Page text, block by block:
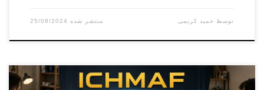
توسط حمید کریمی 25/08/2024